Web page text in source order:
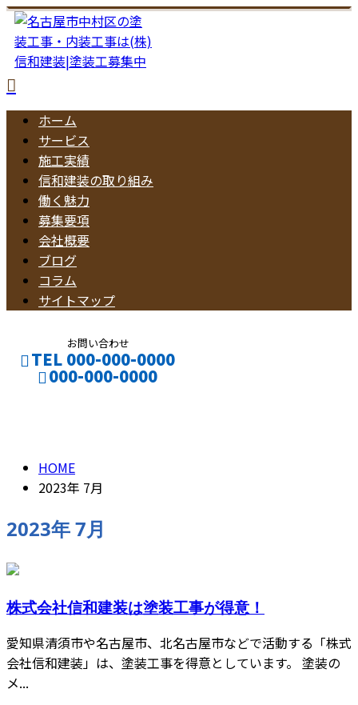
ホーム
サービス
施工実績
信和建装の取り組み
働く魅力
募集要項
会社概要
ブログ
コラム
サイトマップ
お問い合わせ
TEL 000-000-0000
000-000-0000
HOME
2023年 7月
2023年 7月
株式会社信和建装は塗装工事が得意！
愛知県清須市や名古屋市、北名古屋市などで活動する「株式
会社信和建装」は、塗装工事を得意としています。 塗装の
メ...